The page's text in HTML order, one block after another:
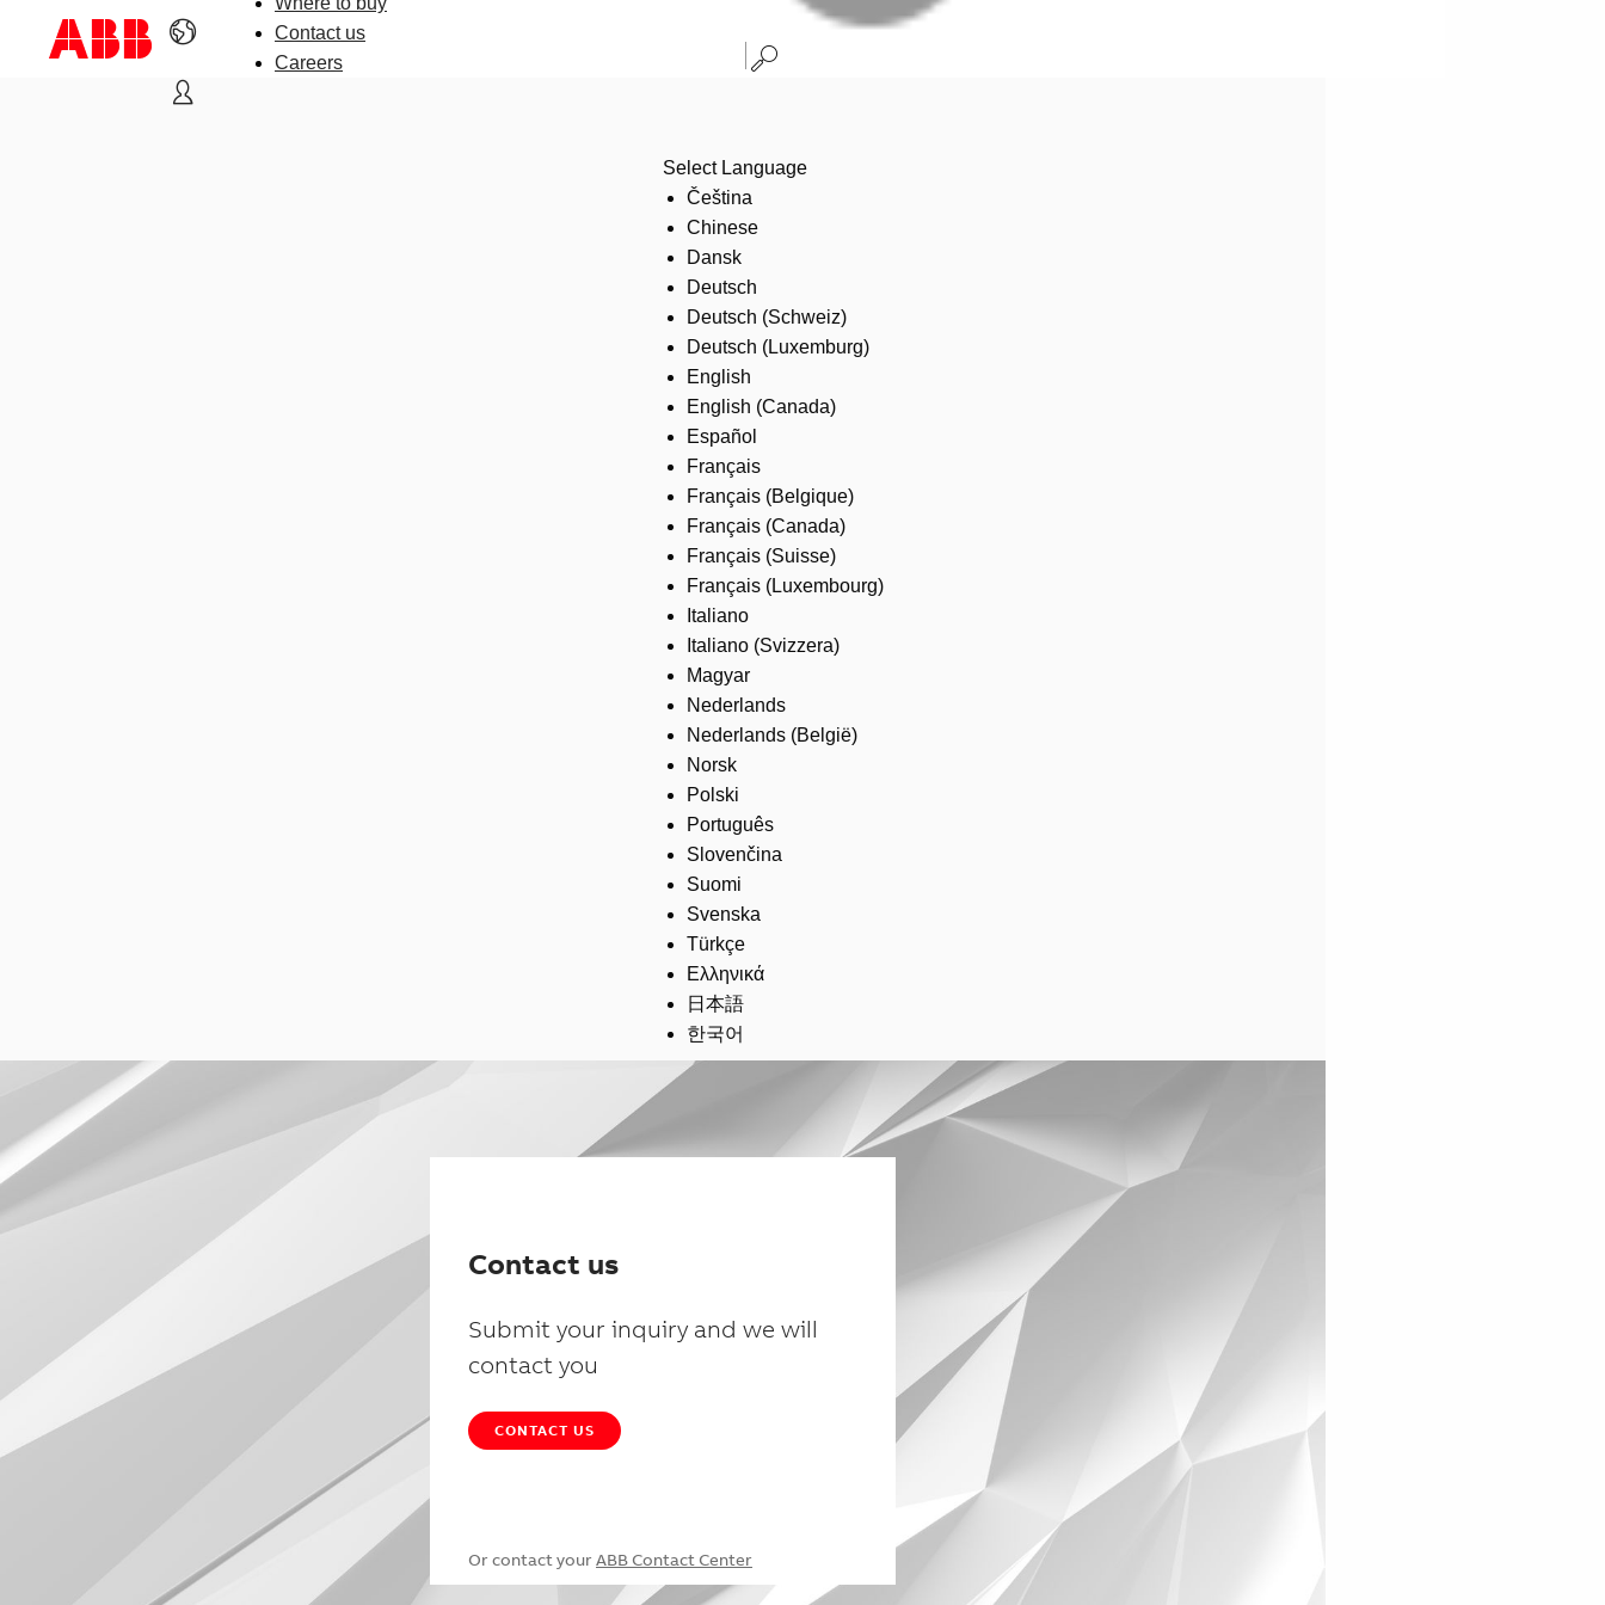
Contact us
Careers
Select Language
Čeština
Chinese
Dansk
Deutsch
Deutsch (Schweiz)
Deutsch (Luxemburg)
English
English (Canada)
Español
Français
Français (Belgique)
Français (Canada)
Français (Suisse)
Français (Luxembourg)
Italiano
Italiano (Svizzera)
Magyar
Nederlands
Nederlands (België)
Norsk
Polski
Português
Slovenčina
Suomi
Svenska
Türkçe
Ελληνικά
日本語
한국어
Contact us
Submit your inquiry and we will
contact you
CONTACT US
Or contact your ABB Contact Center